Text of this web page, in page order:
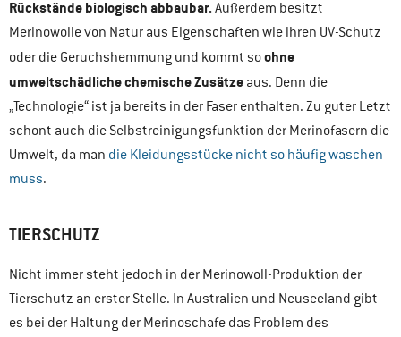
Rückstände biologisch abbaubar.Außerdem besitzt
Merinowolle von Natur aus Eigenschaften wie ihren UV-Schutz
oder die Geruchshemmung und kommt soohne
umweltschädliche chemische Zusätze aus. Denn die
„Technologie“ ist ja bereits in der Faser enthalten. Zu guter Letzt
schont auch die Selbstreinigungsfunktion der Merinofasern die
Umwelt, da man die Kleidungsstücke nicht so häufig waschen
muss.
TIERSCHUTZ
Nicht immer steht jedoch in der Merinowoll-Produktion der
Tierschutz an erster Stelle. In Australien und Neuseeland gibt
es bei der Haltung der Merinoschafe das Problem des